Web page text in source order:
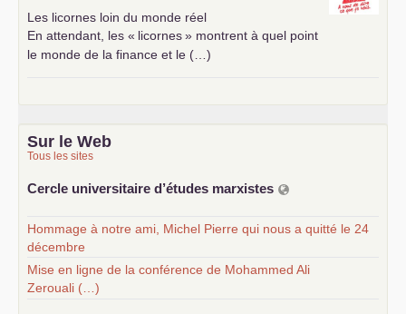
Les licornes loin du monde réel
En attendant, les « licornes» montrent à quel point
le monde de la finance et le (…)
Sur le Web
Tous les sites
Cercle universitaire d’études marxistes
Hommage à notre ami, Michel Pierre qui nous a quitté le 24
décembre
Mise en ligne de la conférence de Mohammed Ali
Zerouali (…)